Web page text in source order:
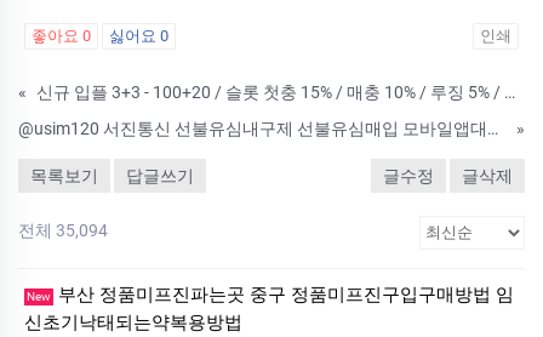
좋아요 0 싫어요 0 인쇄
«
신규 입플 3+3 - 100+20 / 슬롯 첫충 15% / 매충 10% / 루징 5% / 무제재
@usim120 서진통신 선불유심내구제 선불유심매입 모바일앱대출 선불유심내구제 급전해결 당일소액대출 유심내구제 카드깡 선불유심맛집
»
목록보기 답글쓰기 글수정 글삭제
전체 35,094
New
부산 정품미프진파는곳 중구 정품미프진구입구매방법 임
신초기낙태되는약복용방법